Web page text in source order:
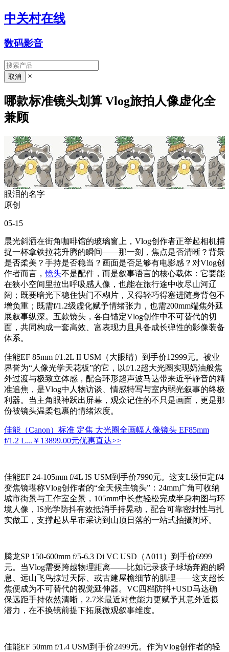
中关村在线
数码影音
×
哪款标准镜头划算 Vlog旅拍人像虚化全
兼顾
眼泪的名字
原创
05-15
晨光斜洒在街角咖啡馆的玻璃窗上，Vlog创作者正举起相机捕
捉一杯拿铁拉花升腾的瞬间——那一刻，焦点是否清晰？背景
是否柔美？手持是否稳当？画面是否足够有电影感？对Vlog创
作者而言， 镜头不是配件，而是叙事语言的核心载体：它要能
在狭小空间里拉出呼吸感人像，也能在旅行途中收尽山河辽
阔；既要暗光下稳住快门不糊片，又得轻巧得塞进随身背包不
增负重；既需f/1.2级虚化赋予情绪张力，也需200mm端焦外延
展叙事纵深。五款镜头，各自锚定Vlog创作中不可替代的切
面，共同构成一套高效、富表现力且具备成长弹性的影像装备
体系。
佳能EF 85mm f/1.2L II USM（大眼睛）到手价12999元。被业
界誉为“人像光学天花板”的它，以f/1.2超大光圈实现奶油般焦
外过渡与极致立体感，配合环形超声波马达带来近乎静音的精
准追焦，是Vlog中人物访谈、情感特写与室内弱光叙事的终极
利器。当主角眼神跃出屏幕，观众记住的不只是画面，更是那
份被镜头温柔包裹的情绪浓度。
佳能（Canon）标准 定焦 大光圈全画幅人像镜头 EF85mm
f/1.2 L... ￥13899.00元优惠直达>>
佳能EF 24-105mm f/4L IS USM到手价7990元。这支L级恒定f/4
变焦镜堪称Vlog创作者的“全天候主镜头”：24mm广角可收纳
城市街景与工作室全景，105mm中长焦轻松完成半身构图与环
境人像，IS光学防抖有效抵消手持晃动，配合可靠密封性与扎
实做工，支撑起从早市采访到山顶日落的一站式拍摄闭环。
腾龙SP 150-600mm f/5-6.3 Di VC USD（A011）到手价6999
元。当Vlog需要跨越物理距离——比如记录孩子球场奔跑的瞬
息、远山飞鸟掠过天际、或古建屋檐细节的肌理——这支超长
焦便成为不可替代的视觉延伸器。VC四档防抖+USD马达确
保远距手持依然清晰，2.7米最近对焦能力更赋予其意外近摄
潜力，在不换镜前提下拓展微观叙事维度。
佳能EF 50mm f/1.4 USM到手价2499元。作为Vlog创作者的轻